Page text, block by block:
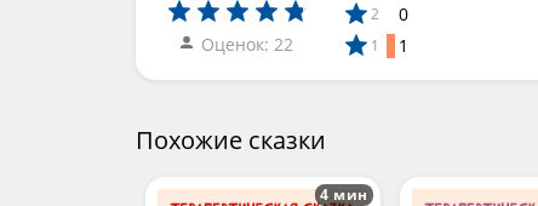
Оценок: 22
2 0
1 1
Похожие сказки
4 мин